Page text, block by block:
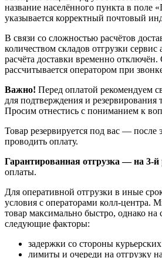
название населённого пункта в поле
указывается корректный почтовый
В связи со сложностью расчётов
количеством складов отгрузки сервис
расчёта доставки временно отключён.
рассчитывается оператором при
Важно! Перед оплатой рекомендуем
для подтверждения и резервирования
Просим отнестись с пониманием к
Товар резервируется под вас — после
проводить оплату.
Гарантированная отгрузка — на 3‑й
оплаты.
Для оперативной отгрузки в иные
условия с операторами колл‑центра.
товар максимально быстро, однако на
следующие факторы:
задержки со стороны
лимиты и очереди на отгрузку